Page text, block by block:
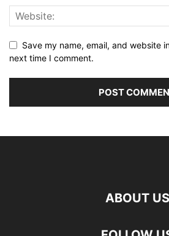
Save my name, email, and website
next time I comment.
ABOUT US